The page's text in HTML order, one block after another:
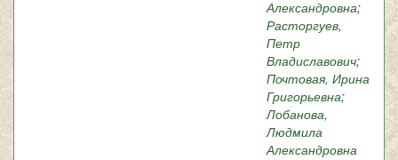
Александровна;
Расторгуев,
Петр
Владиславович;
Почтовая, Ирина
Григорьевна;
Лобанова,
Людмила
Александровна